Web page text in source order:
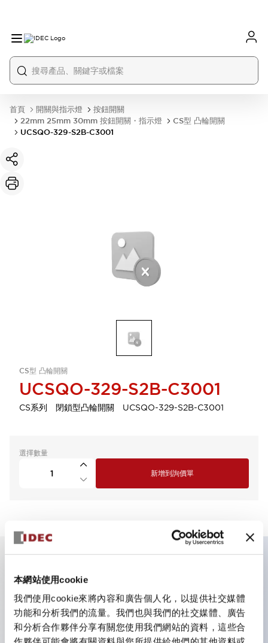
本網站使用cookie
我們使用cookie來將內容和廣告個人化，以提供社交媒體
功能和分析我們的流量。我們也與我們的社交媒體、廣告
和分析合作夥伴分享有關您使用我們網站的資料，這些合
首頁 開關與指示燈
按鈕開關
22mm 25mm 30mm 按鈕開關・指示燈
CS型 凸輪開關
UCSQO-329-S2B-C3001
CS型 凸輪開關
UCSQO-329-S2B-C3001
CS系列 閉鎖型凸輪開關 UCSQO-329-S2B-C3001
選擇數量
新增到詢價單
主要特點
CS型凸輪開關是方便用於設備的開關和切換，適用範圍廣
泛的操作開關器。